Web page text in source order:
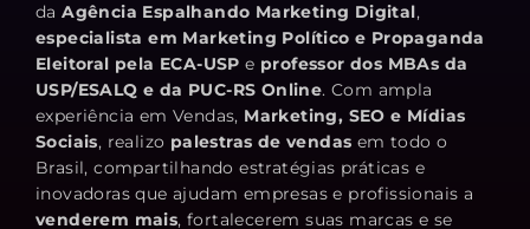
daAgência Espalhando Marketing Digital,
especialista em Marketing Político e Propaganda
Eleitoral pela ECA-USP e professor dos MBAs da
USP/ESALQ e da PUC-RS Online. Com ampla
experiência em Vendas, Marketing, SEO e Mídias
Sociais, realizo palestras de vendas em todo o
Brasil, compartilhando estratégias práticas e
inovadoras que ajudam empresas e profissionais a
venderem mais, fortalecerem suas marcas e se